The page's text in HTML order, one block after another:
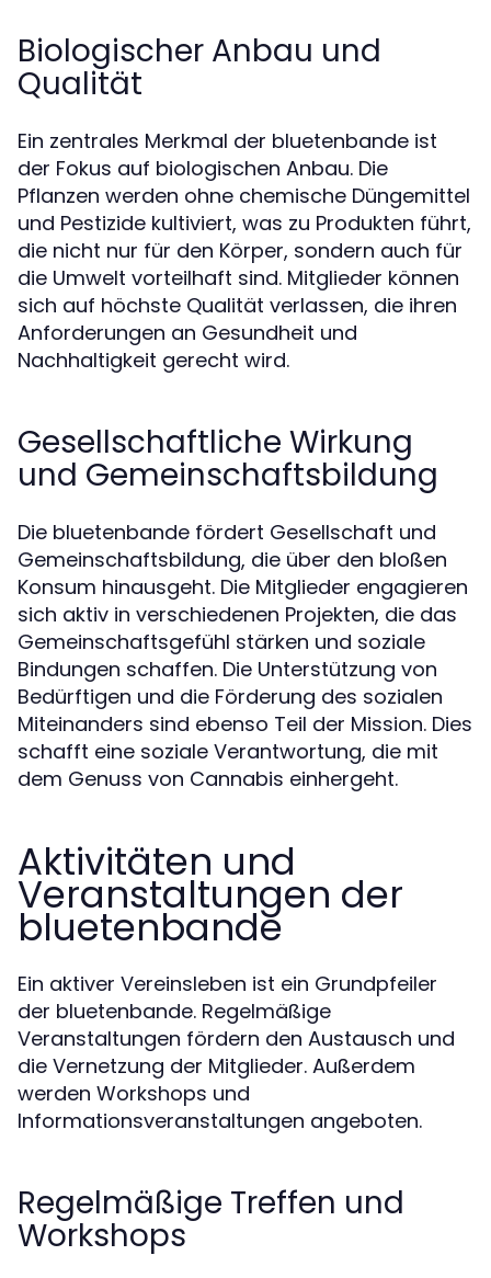
Biologischer Anbau und
Qualität
Ein zentrales Merkmal der bluetenbande ist
der Fokus auf biologischen Anbau. Die
Pflanzen werden ohne chemische Düngemittel
und Pestizide kultiviert, was zu Produkten führt,
die nicht nur für den Körper, sondern auch für
die Umwelt vorteilhaft sind. Mitglieder können
sich auf höchste Qualität verlassen, die ihren
Anforderungen an Gesundheit und
Nachhaltigkeit gerecht wird.
Gesellschaftliche Wirkung
und Gemeinschaftsbildung
Die bluetenbande fördert Gesellschaft und
Gemeinschaftsbildung, die über den bloßen
Konsum hinausgeht. Die Mitglieder engagieren
sich aktiv in verschiedenen Projekten, die das
Gemeinschaftsgefühl stärken und soziale
Bindungen schaffen. Die Unterstützung von
Bedürftigen und die Förderung des sozialen
Miteinanders sind ebenso Teil der Mission. Dies
schafft eine soziale Verantwortung, die mit
dem Genuss von Cannabis einhergeht.
Aktivitäten und
Veranstaltungen der
bluetenbande
Ein aktiver Vereinsleben ist ein Grundpfeiler
der bluetenbande. Regelmäßige
Veranstaltungen fördern den Austausch und
die Vernetzung der Mitglieder. Außerdem
werden Workshops und
Informationsveranstaltungen angeboten.
Regelmäßige Treffen und
Workshops